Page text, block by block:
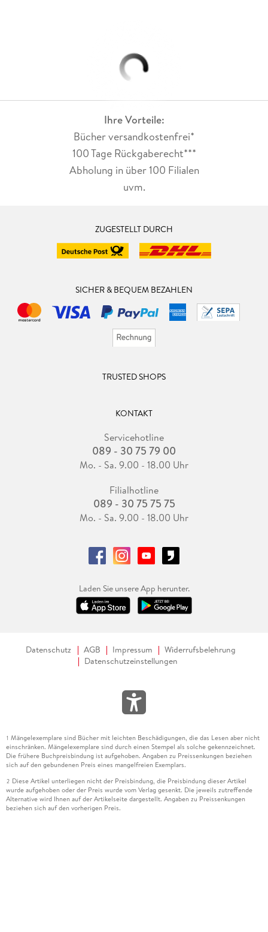
Ihre Vorteile:
Bücher versandkostenfrei*
100 Tage Rückgaberecht***
Abholung in über 100 Filialen
uvm.
ZUGESTELLT DURCH
SICHER & BEQUEM BEZAHLEN
TRUSTED SHOPS
KONTAKT
Servicehotline
089 - 30 75 79 00
Mo. - Sa. 9.00 - 18.00 Uhr
Filialhotline
089 - 30 75 75 75
Mo. - Sa. 9.00 - 18.00 Uhr
Laden Sie unsere App herunter.
Datenschutz AGB Impressum
Widerrufsbelehrung
Datenschutzeinstellungen
1 Mängelexemplare sind Bücher mit leichten Beschädigungen, die das Lesen aber nicht
einschränken. Mängelexemplare sind durch einen Stempel als solche gekennzeichnet.
Die frühere Buchpreisbindung ist aufgehoben. Angaben zu Preissenkungen beziehen
sich auf den gebundenen Preis eines mangelfreien Exemplars.
2 Diese Artikel unterliegen nicht der Preisbindung, die Preisbindung dieser Artikel
wurde aufgehoben oder der Preis wurde vom Verlag gesenkt. Die jeweils zutreffende
Alternative wird Ihnen auf der Artikelseite dargestellt. Angaben zu Preissenkungen
beziehen sich auf den vorherigen Preis.